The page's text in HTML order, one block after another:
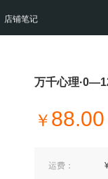
店铺笔记
万千心理
￥
运费：